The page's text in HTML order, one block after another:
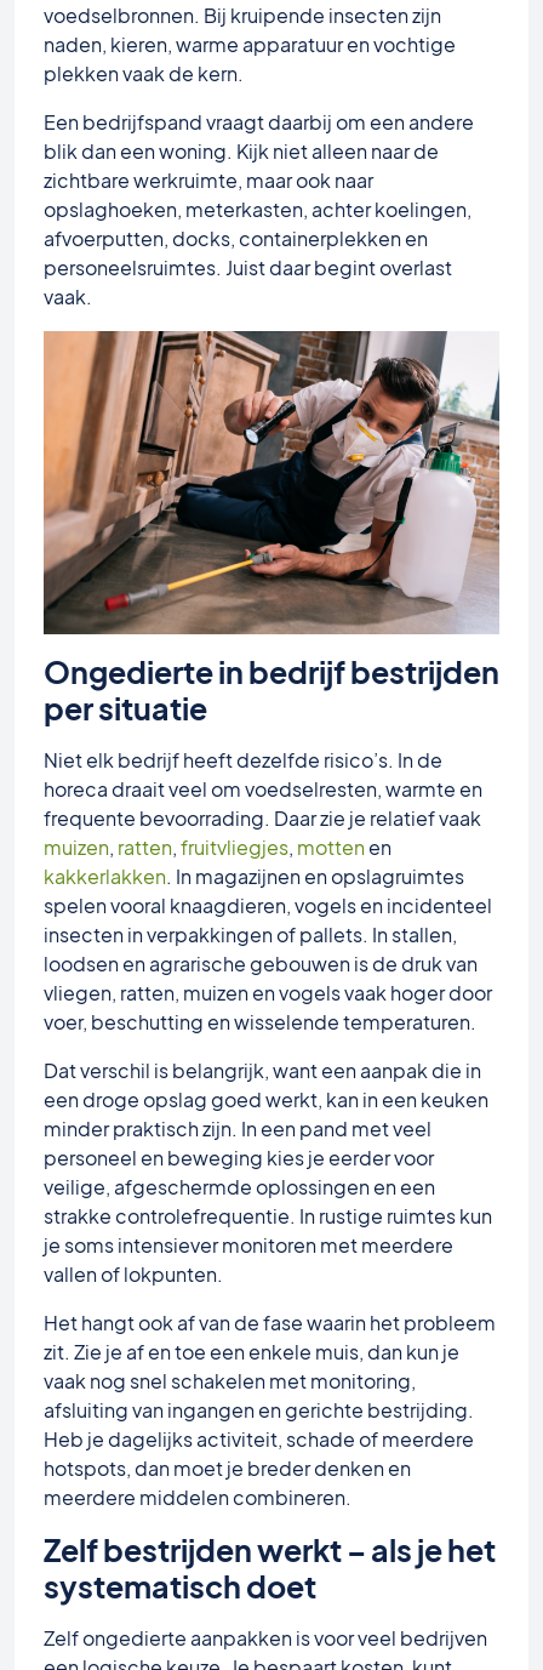
voedselbronnen. Bij kruipende insecten zijn
naden, kieren, warme apparatuur en vochtige
plekken vaak de kern.
Een bedrijfspand vraagt daarbij om een andere
blik dan een woning. Kijk niet alleen naar de
zichtbare werkruimte, maar ook naar
opslaghoeken, meterkasten, achter koelingen,
afvoerputten, docks, containerplekken en
personeelsruimtes. Juist daar begint overlast
vaak.
Ongedierte in bedrijf bestrijden
per situatie
Niet elk bedrijf heeft dezelfde risico’s. In de
horeca draait veel om voedselresten, warmte en
frequente bevoorrading. Daar zie je relatief vaak
muizen, ratten,fruitvliegjes, mottenen
kakkerlakken. In magazijnen en opslagruimtes
spelen vooral knaagdieren, vogels en incidenteel
insecten in verpakkingen of pallets. In stallen,
loodsen en agrarische gebouwen is de druk van
vliegen, ratten, muizen en vogels vaak hoger door
voer, beschutting en wisselende temperaturen.
Dat verschil is belangrijk, want een aanpak die in
een droge opslag goed werkt, kan in een keuken
minder praktisch zijn. In een pand met veel
personeel en beweging kies je eerder voor
veilige, afgeschermde oplossingen en een
strakke controlefrequentie. In rustige ruimtes kun
je soms intensiever monitoren met meerdere
vallen of lokpunten.
Het hangt ook af van de fase waarin het probleem
zit. Zie je af en toe een enkele muis, dan kun je
vaak nog snel schakelen met monitoring,
afsluiting van ingangen en gerichte bestrijding.
Heb je dagelijks activiteit, schade of meerdere
hotspots, dan moet je breder denken en
meerdere middelen combineren.
Zelf bestrijden werkt – als je het
systematisch doet
Zelf ongedierte aanpakken is voor veel bedrijven